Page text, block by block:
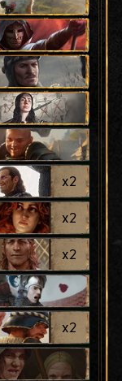
x2
x2
x2
x2